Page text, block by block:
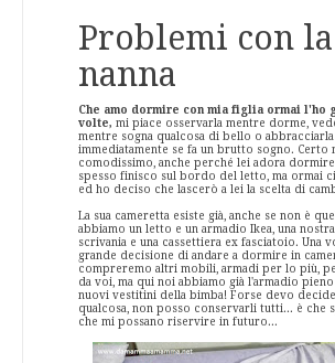
Problemi con la
nanna
Che amo dormire con mia figlia ormai l'ho
volte, mi piace osservarla mentre dorme,
mentre sogna qualcosa di bello o abbracciarla
immediatamente se fa un brutto sogno. Certo
comodissimo, anche perché lei adora
spesso finisco sul bordo del letto, ma ormai
ed ho deciso che lascerò a lei la scelta di
La sua cameretta esiste già, anche se non è
abbiamo un letto e un armadio Ikea, una
scrivania e una cassettiera ex fasciatoio. Una
grande decisione di andare a dormire in
compreremo altri mobili, armadi per lo più,
da voi, ma qui noi abbiamo già l'armadio
nuovi vestitini della bimba! Forse devo
qualcosa, non posso conservarli tutti... è che
che mi possano riservire in futuro...